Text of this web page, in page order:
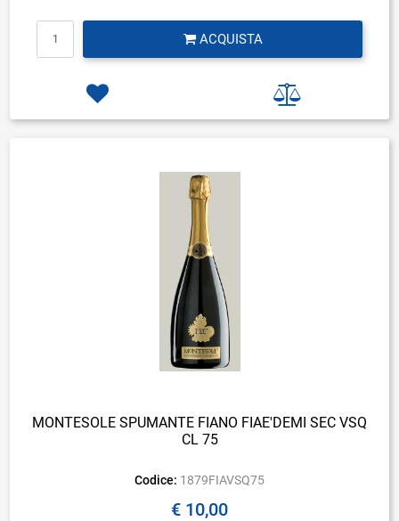
ACQUISTA
MONTESOLE SPUMANTE FIANO FIAE'DEMI SEC VSQ
CL 75
Codice: 1879FIAVSQ75
€ 10,00